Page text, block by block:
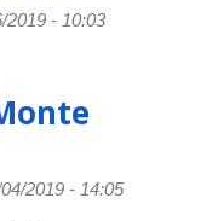
2019 - 10:03
2019 - 14:05